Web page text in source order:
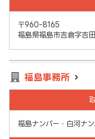
〒960-8165
福島県福島市吉倉字吉
福島事務所
福島ナンバー・白河ナ